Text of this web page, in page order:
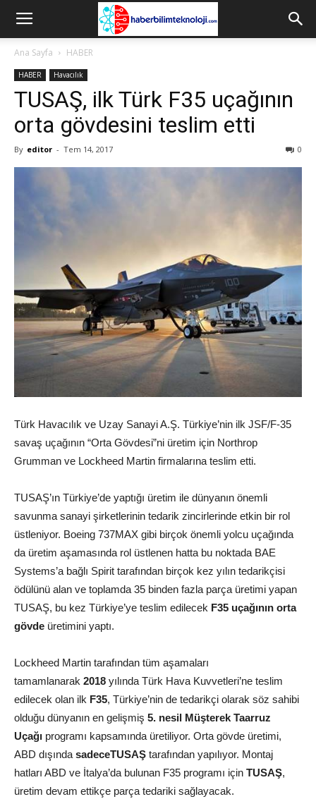
Ana Sayfa HABER
HABER Havacılık
TUSAŞ, ilk Türk F35 uçağının
orta gövdesini teslim etti
By editor - Tem 14, 2017 0
Türk Havacılık ve Uzay Sanayi A.Ş. Türkiye’nin ilk JSF/F-35
savaş uçağının “Orta Gövdesi”ni üretim için Northrop
Grumman ve Lockheed Martin firmalarına teslim etti.
TUSAŞ’ın Türkiye’de yaptığı üretim ile dünyanın önemli
savunma sanayi şirketlerinin tedarik zincirlerinde etkin bir rol
üstleniyor. Boeing 737MAX gibi birçok önemli yolcu uçağında
da üretim aşamasında rol üstlenen hatta bu noktada BAE
Systems’a bağlı Spirit tarafından birçok kez yılın tedarikçisi
ödülünü alan ve toplamda 35 binden fazla parça üretimi yapan
TUSAŞ, bu kez Türkiye’ye teslim edilecek F35 uçağının orta
gövde üretimini yaptı.
Lockheed Martin tarafından tüm aşamaları
tamamlanarak 2018 yılında Türk Hava Kuvvetleri’ne teslim
edilecek olan ilk F35, Türkiye’nin de tedarikçi olarak söz sahibi
olduğu dünyanın en gelişmiş 5. nesil Müşterek Taarruz
Uçağı programı kapsamında üretiliyor. Orta gövde üretimi,
ABD dışında sadeceTUSAŞ tarafından yapılıyor. Montaj
hatları ABD ve İtalya’da bulunan F35 programı için TUSAŞ,
üretim devam ettikçe parça tedariki sağlayacak.